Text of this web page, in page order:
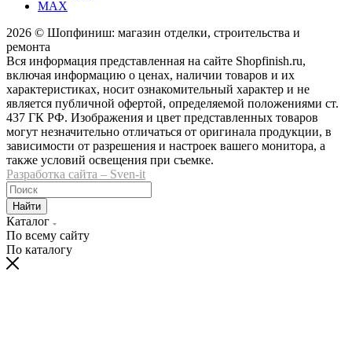
MAX
2026 © Шопфиниш: магазин отделки, строительства и
ремонта
Вся информация представленная на сайте Shopfinish.ru,
включая информацию о ценах, наличии товаров и их
характеристиках, носит ознакомительный характер и не
является публичной офертой, определяемой положениями ст.
437 ГК РФ. Изображения и цвет представленных товаров
могут незначительно отличаться от оригинала продукции, в
зависимости от разрешения и настроек вашего монитора, а
также условий освещения при съемке.
Разработка сайта – Sven-it
Найти
Каталог
По всему сайту
По каталогу